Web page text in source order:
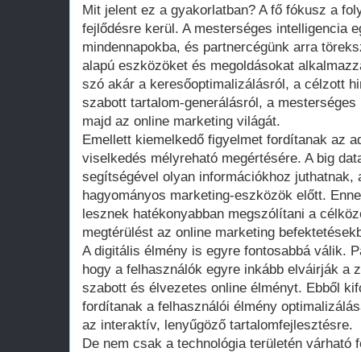
Mit jelent ez a gyakorlatban? A fő fókusz a
fejlődésre kerül. A mesterséges intelligencia
mindennapokba, és partnercégünk arra
alapú eszközöket és megoldásokat
szó akár a keresőoptimalizálásról, a célzott
szabott tartalom-generálásról, a
majd az online marketing világát.
Emellett kiemelkedő figyelmet fordítanak az
viselkedés mélyreható megértésére. A big
segítségével olyan információkhoz juthatnak,
hagyományos marketing-eszközök előtt.
lesznek hatékonyabban megszólítani a
megtérülést az online marketing
A digitális élmény is egyre fontosabbá válik.
hogy a felhasználók egyre inkább elváirják a
szabott és élvezetes online élményt. Ebből
fordítanak a felhasználói élmény
az interaktív, lenyűgöző tartalomfejlesztésre.
De nem csak a technológia területén várható